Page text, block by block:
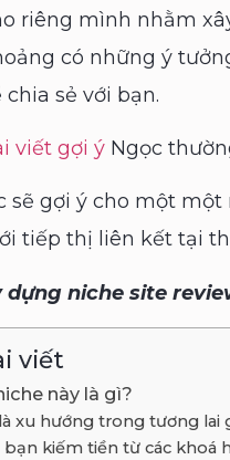
riêng mình nhằm
có những ý
sẻ với bạn.
viết gợi ý Ngọc
sẽ gợi ý cho một
tiếp thị liên kết tại
niche site
viết
này là gì?
xu hướng trong tương lai
bạn kiếm tiền từ các khoá